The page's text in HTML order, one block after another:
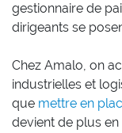
gestionnaire de
dirigeants se
Chez Amalo, on
industrielles et
que mettre en
devient de plus